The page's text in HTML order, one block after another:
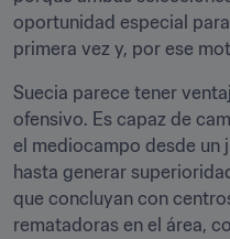
oportunidad especial
primera vez y, por ese
Suecia parece tener
ofensivo. Es capaz de
el mediocampo desde
hasta generar
que concluyan con
rematadoras en el área,